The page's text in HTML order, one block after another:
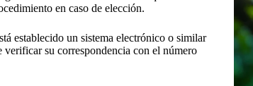
en caso de elección.
establecido un sistema electrónico o similar
su correspondencia con el número